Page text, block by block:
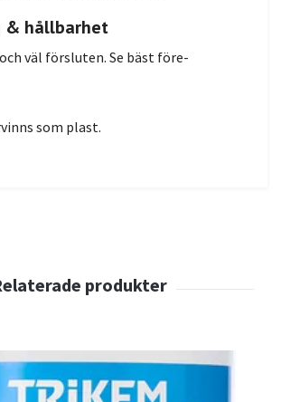
& hållbarhet
väl försluten. Se bäst före-
som plast.